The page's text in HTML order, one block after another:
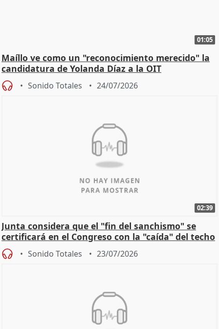
01:05
Maíllo ve como un "reconocimiento merecido" la
candidatura de Yolanda Díaz a la OIT
Sonido Totales 24/07/2026
02:39
Junta considera que el "fin del sanchismo" se
certificará en el Congreso con la "caída" del techo
de
Sonido Totales 23/07/2026